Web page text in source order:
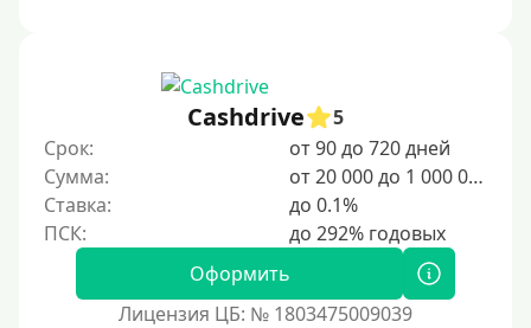
2500 руб
3000 руб
4000 руб
Cashdrive
5
Срок:
от 90 до 720 дней
Сумма:
от 20 000 до 1 000 000 ₽
Ставка:
до 0.1%
Оформить
Лицензия ЦБ: № 1803475009039